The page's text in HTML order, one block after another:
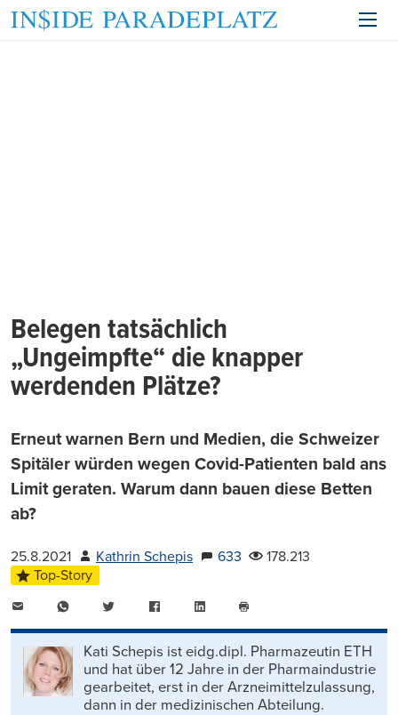
Belegen tatsächlich
„Ungeimpfte“ die knapper
werdenden Plätze?
Erneut warnen Bern und Medien, die Schweizer
Spitäler würden wegen Covid-Patienten bald ans
Limit geraten. Warum dann bauen diese Betten
ab?
25.8.2021 Kathrin Schepis 633
178.213
Top-Story
WhatsAppTwitter FacebookLinkedIn
drucken
Kati Schepis ist eidg.dipl. Pharmazeutin ETH
und hat über 12 Jahre in der Pharmaindustrie
gearbeitet, erst in der Arzneimittelzulassung,
dann in der medizinischen Abteilung.